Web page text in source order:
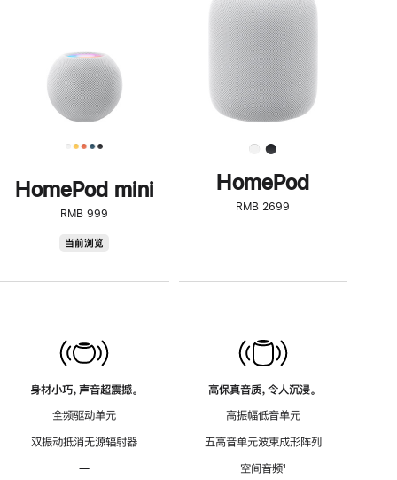
HomePod mini
RMB 999
当前浏览
身材小巧，声音超震撼。
全频驱动单元
双振动抵消无源辐射器
—
了
解
HomePod<
HomePod
RMB 2699
高保真音质，令人沉浸。
高振幅低音单元
五高音单元波束成形阵列
空间音频脚
¹